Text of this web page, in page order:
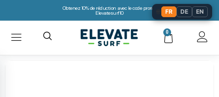
Obtenez 10% de réduction avec le code promo:
Elevatesurf10
0
FR DE EN